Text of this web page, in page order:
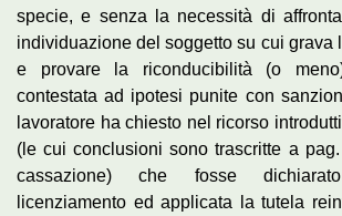
specie, e senza la necessità di
individuazione del soggetto su cui grava
e provare la riconducibilità (o
contestata ad ipotesi punite con
lavoratore ha chiesto nel ricorso
(le cui conclusioni sono trascritte a
cassazione) che fosse
licenziamento ed applicata la tutela